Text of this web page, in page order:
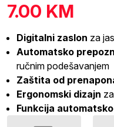
7.00 KM
Digitalni zaslon za
Automatsko
ručnim podešavanjem
Zaštita od
Ergonomski dizajn
Funkcija